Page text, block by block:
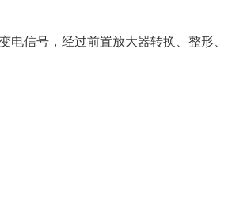
信号，经过前置放大器转换、整形、